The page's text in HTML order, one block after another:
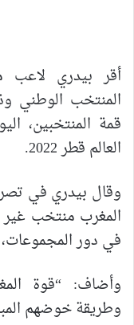
أقر بيدري لاعب
المنتخب الوطني
قمة المنتخبين،
العالم قطر 2022.
وقال بيدري في
المغرب منتخب
في دور
وأضاف: “قوة
وطريقة خوضهم